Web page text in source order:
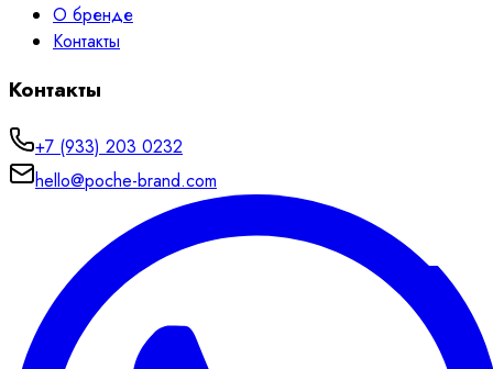
О бренде
Контакты
Контакты
+7 (933) 203 0232
hello@poche-brand.com